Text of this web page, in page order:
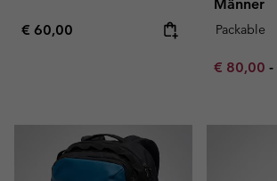
Regular price:
€ 60,00
Männer
Packable
Minimum
€ 80,00 -